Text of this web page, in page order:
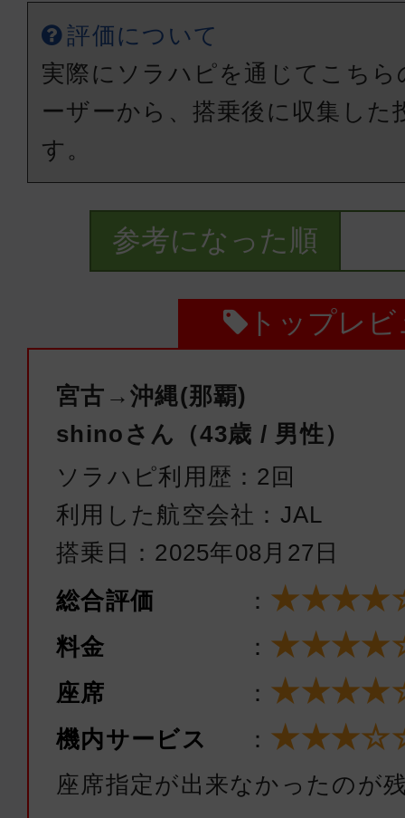
RAC804 20:00
ANA1722 09:40
ANA1724
エコノミー
宮古
11:15
沖縄(
ANA1726
エコノミー
宮古
13:30
ANA1728
エコノミー
15:45
沖縄(
エコノミー
宮古
沖縄(
評価について
実際にソラハピを通じてこち
ーザーから、搭乗後に収集した
す。
参考になった順
トップレビ
宮古→沖縄(那覇)
shinoさん（43歳 / 男性）
ソラハピ利用歴：2回
利用した航空会社：JAL
搭乗日：2025年08月27日
総合評価
：
料金 ：
座席 ：
機内サービス ：
座席指定が出来なかったのが